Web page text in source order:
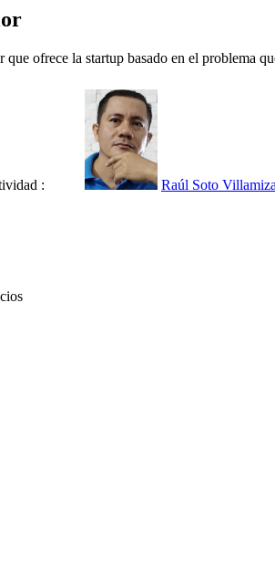
ofrece la startup basado en el problema
Actividad :
Raúl Soto